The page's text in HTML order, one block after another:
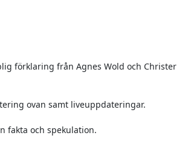
förklaring från Agnes Wold och Christer
ovan samt liveuppdateringar.
fakta och spekulation.